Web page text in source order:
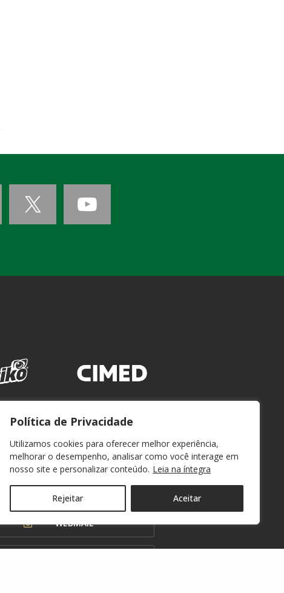
Política de Privacidade
Utilizamos cookies para oferecer melhor experiência,
melhorar o desempenho, analisar como você interage em
nosso site e personalizar conteúdo. Leia na íntegra
Rejeitar Aceitar
WEBMAIL